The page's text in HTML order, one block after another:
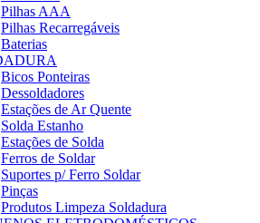
Pilhas AAA
Pilhas Recarregáveis
Baterias
Bicos Ponteiras
Dessoldadores
Estações de Ar Quente
Solda Estanho
Estações de Solda
Ferros de Soldar
Suportes p/ Ferro Soldar
Pinças
Produtos Limpeza Soldadura